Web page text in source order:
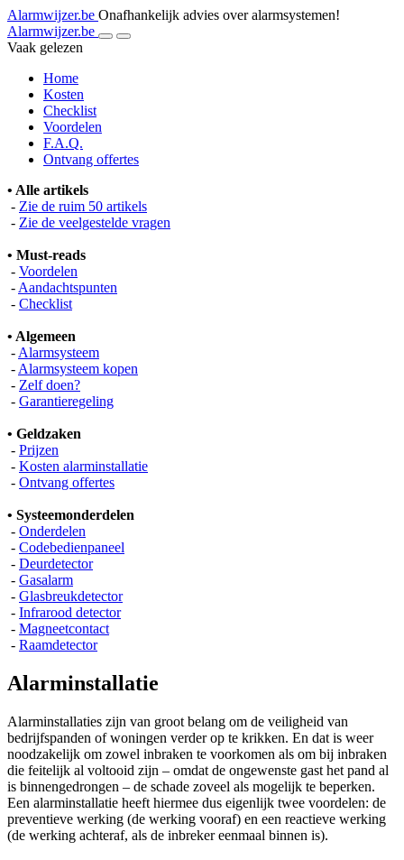
Alarmwijzer.be Onafhankelijk advies over alarmsystemen!
Alarmwijzer.be
Vaak gelezen
Home
Kosten
Checklist
Voordelen
F.A.Q.
Ontvang offertes
• Alle artikels
- Zie de ruim 50 artikels
- Zie de veelgestelde vragen
• Must-reads
- Voordelen
- Aandachtspunten
- Checklist
• Algemeen
- Alarmsysteem
- Alarmsysteem kopen
- Zelf doen?
- Garantieregeling
• Geldzaken
- Prijzen
- Kosten alarminstallatie
- Ontvang offertes
• Systeemonderdelen
- Onderdelen
- Codebedienpaneel
- Deurdetector
- Gasalarm
- Glasbreukdetector
- Infrarood detector
- Magneetcontact
- Raamdetector
Alarminstallatie
Alarminstallaties zijn van groot belang om de veiligheid van
bedrijfspanden of woningen verder op te krikken. En dat is weer
noodzakelijk om zowel inbraken te voorkomen als om bij inbraken
die feitelijk al voltooid zijn – omdat de ongewenste gast het pand al
is binnengedrongen – de schade zoveel als mogelijk te beperken.
Een alarminstallatie heeft hiermee dus eigenlijk twee voordelen: de
preventieve werking (de werking vooraf) en een reactieve werking
(de werking achteraf, als de inbreker eenmaal binnen is).